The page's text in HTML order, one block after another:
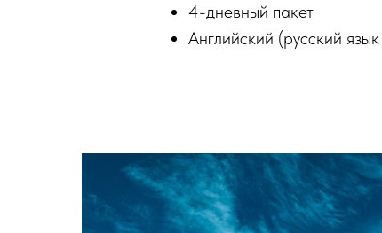
4-дневный пакет
Английский (русский